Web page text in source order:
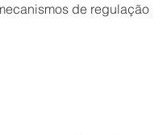
de regulação